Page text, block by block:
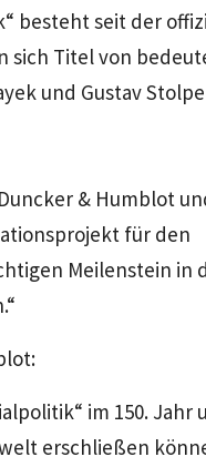
besteht seit der
sich Titel von
und Gustav
& Humblot
für den
Meilenstein in
im 150. Jahr
erschließen